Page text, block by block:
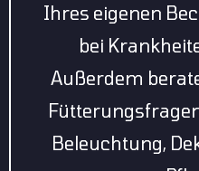
Ihres eigenen
bei
Außerdem
Beleuchtung,